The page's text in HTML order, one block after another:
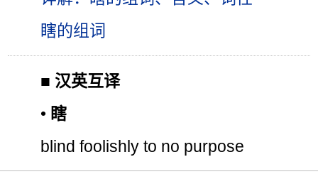
瞎的组词
■ 汉英互译
• 瞎
blind foolishly to no purpose